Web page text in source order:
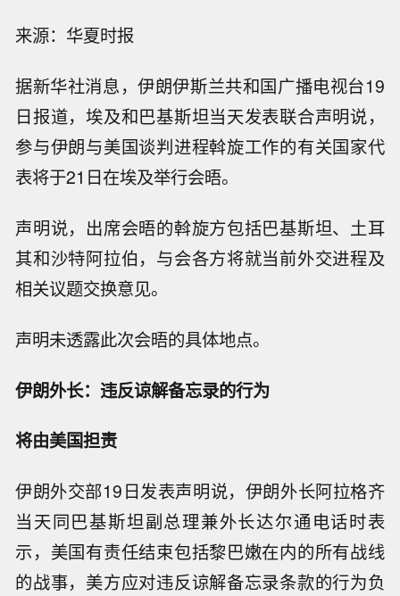
来源：华夏时报
据新华社消息，伊朗伊斯兰共和国广播电视台19
日报道，埃及和巴基斯坦当天发表联合声明说，
参与伊朗与美国谈判进程斡旋工作的有关国家代
表将于21日在埃及举行会晤。
声明说，出席会晤的斡旋方包括巴基斯坦、土耳
其和沙特阿拉伯，与会各方将就当前外交进程及
相关议题交换意见。
声明未透露此次会晤的具体地点。
伊朗外长：违反谅解备忘录的行为
将由美国担责
伊朗外交部19日发表声明说，伊朗外长阿拉格齐
当天同巴基斯坦副总理兼外长达尔通电话时表
示，美国有责任结束包括黎巴嫩在内的所有战线
的战事，美方应对违反谅解备忘录条款的行为负